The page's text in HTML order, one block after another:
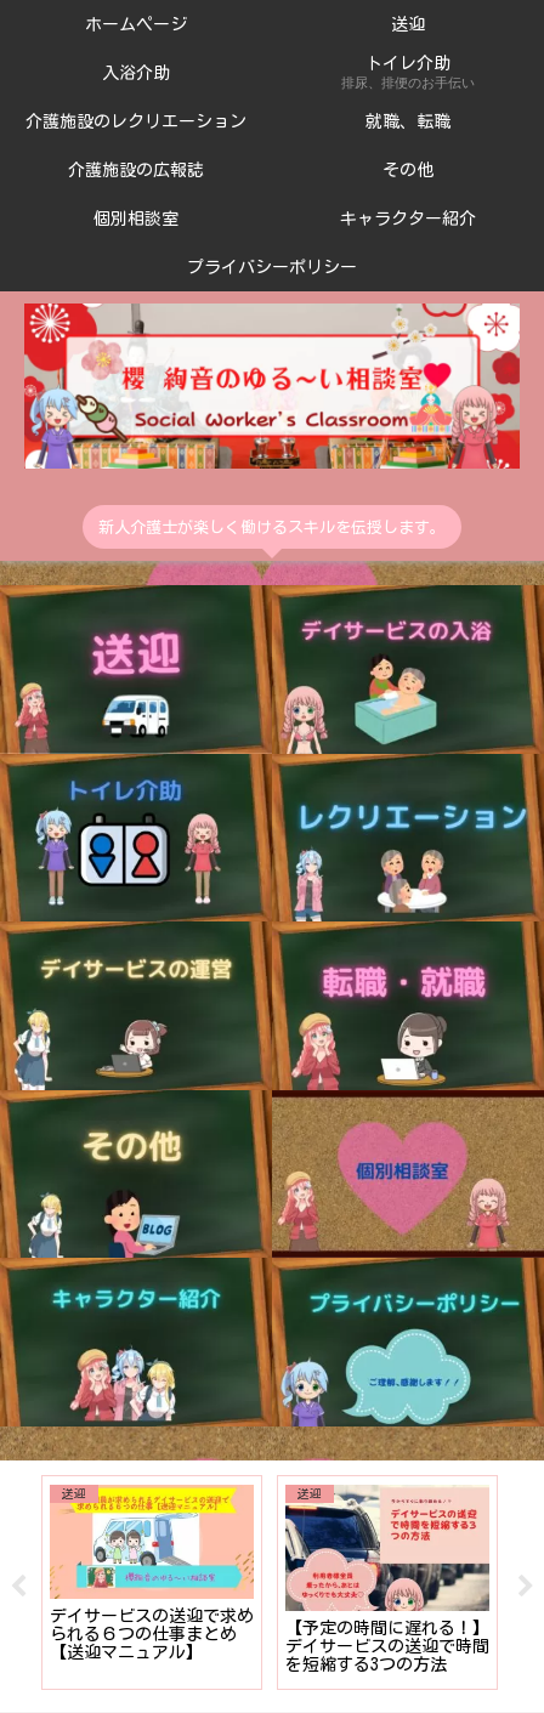
新人介護士が楽しく働けるスキルを伝授します。
ホームページ 送迎
入浴介助
トイレ介助
排尿、排便のお手伝い
介護施設のレクリエーション 就職、転職
介護施設の広報誌 その他
個別相談室 キャラクター紹介
プライバシーポリシー
送迎
デイサービスの送迎で求め
られる６つの仕事まとめ
【送迎マニュアル】
送迎
【予定の時間に遅れる！】
デイサービスの送迎で時間
を短縮する3つの方法